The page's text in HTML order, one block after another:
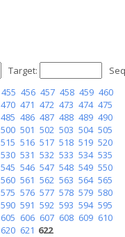
Target:
455 456 457 458 459 460
470 471 472 473 474 475
485 486 487 488 489 490
500 501 502 503 504 505
515 516 517 518 519 520
530 531 532 533 534 535
545 546 547 548 549 550
560 561 562 563 564 565
575 576 577 578 579 580
590 591 592 593 594 595
605 606 607 608 609 610
620 621 622